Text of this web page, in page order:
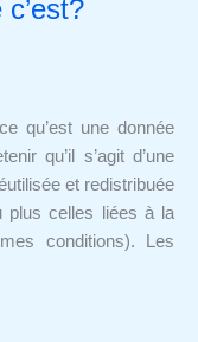
qu’est une donnée
qu’il s’agit d’une
et redistribuée
plus celles liées à la
conditions). Les